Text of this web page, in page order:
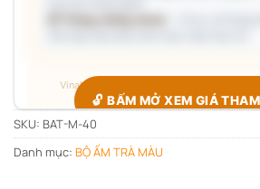
🔓 BẤM MỞ XEM GIÁ
Giá đang ẩn — xác nhận bạn thuộc nhóm
Vinaly · Công xưởng quà tặng B2B ·
SKU: BAT-M-40
Danh mục: BỘ ẤM TRÀ MÀU